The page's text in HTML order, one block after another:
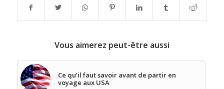
Vous aimerez peut-être aussi
Ce qu’il faut savoir avant de partir en
voyage aux USA